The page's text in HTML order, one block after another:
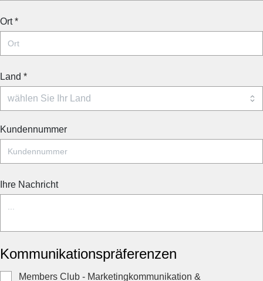
Ort*
Land *
Kundennummer
Ihre Nachricht
Kommunikationspräferenzen
Members Club - Marketingkommunikation &